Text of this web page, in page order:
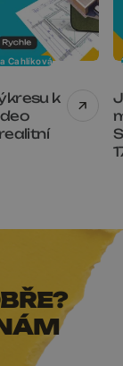
Cahlíková
k